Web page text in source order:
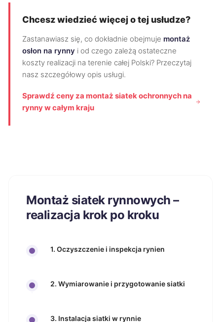
Chcesz wiedzieć więcej o tej usłudze?
Zastanawiasz się, co dokładnie obejmuje montaż
osłon na rynny i od czego zależą ostateczne
koszty realizacji na terenie całej Polski? Przeczytaj
nasz szczegółowy opis usługi.
Sprawdź ceny za montaż siatek ochronnych na
rynny w całym kraju
Montaż siatek rynnowych –
realizacja krok po kroku
1. Oczyszczenie i inspekcja rynien
2. Wymiarowanie i przygotowanie siatki
3. Instalacja siatki w rynnie